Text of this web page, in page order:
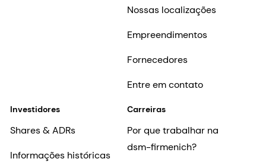
Nossas localizações
Empreendimentos
Fornecedores
Entre em contato
Investidores
Shares & ADRs
Informações históricas
Carreiras
Por que trabalhar na
dsm-firmenich?